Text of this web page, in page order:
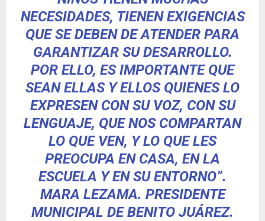
NECESIDADES, TIENEN EXIGENCIAS
QUE SE DEBEN DE ATENDER PARA
GARANTIZAR SU DESARROLLO.
POR ELLO, ES IMPORTANTE QUE
SEAN ELLAS Y ELLOS QUIENES LO
EXPRESEN CON SU VOZ, CON SU
LENGUAJE, QUE NOS COMPARTAN
LO QUE VEN, Y LO QUE LES
PREOCUPA EN CASA, EN LA
ESCUELA Y EN SU ENTORNO”.
MARA LEZAMA. PRESIDENTE
MUNICIPAL DE BENITO JUÁREZ.